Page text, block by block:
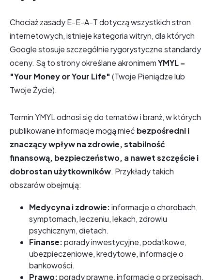
Chociaż zasady E-E-A-T dotyczą wszystkich stron
internetowych, istnieje kategoria witryn, dla których
Google stosuje szczególnie rygorystyczne standardy
oceny. Są to strony określane akronimemYMYL –
"Your Money or Your Life" (Twoje Pieniądze lub
Twoje Życie).
Termin YMYL odnosi się do tematów i branż, w których
publikowane informacje mogą mieć bezpośredni i
znaczący wpływ na zdrowie, stabilność
finansową, bezpieczeństwo, a nawet szczęście i
dobrostan użytkowników. Przykłady takich
obszarów obejmują:
Medycyna i zdrowie:informacje o chorobach,
symptomach, leczeniu, lekach, zdrowiu
psychicznym, dietach.
Finanse:porady inwestycyjne, podatkowe,
ubezpieczeniowe, kredytowe, informacje o
bankowości.
Prawo:porady prawne, informacje o przepisach,